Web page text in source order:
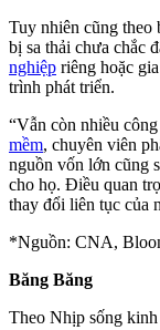
Tuy nhiên cũng theo
bị sa thải chưa chắc
nghiệp riêng hoặc
trình phát triển.
“Vẫn còn nhiều
mềm, chuyên viên
nguồn vốn lớn cũng
cho họ. Điều quan
thay đổi liên tục của
*Nguồn: CNA,
Băng Băng
Theo Nhịp sống kinh